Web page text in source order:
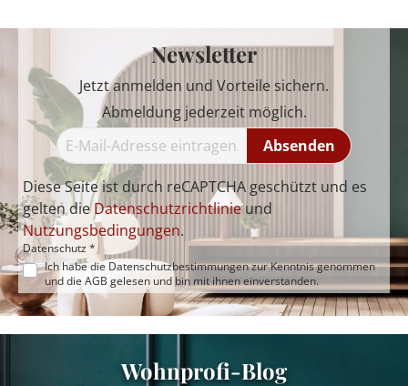
Newsletter
Jetzt anmelden und Vorteile sichern.
Abmeldung jederzeit möglich.
Absenden
Diese Seite ist durch reCAPTCHA geschützt und es
gelten dieDatenschutzrichtlinieund
Nutzungsbedingungen.
Datenschutz *
Ich habe die Datenschutzbestimmungenzur Kenntnis genommen
und die AGB gelesen und bin mit ihnen einverstanden.
Wohnprofi-Blog